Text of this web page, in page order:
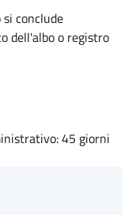
conclude
dell'albo o registro
45 giorni